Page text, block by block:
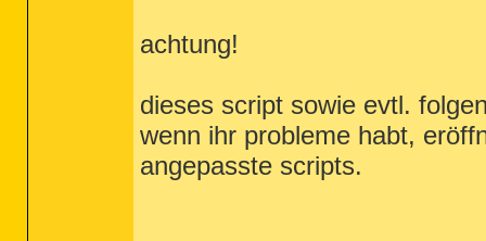
achtung!
dieses script sowie evtl.
wenn ihr probleme habt,
angepasste scripts.